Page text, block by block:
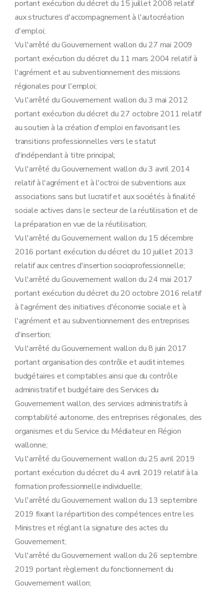
portant exécution du décret du 15 juillet 2008 relatif
aux structures d'accompagnement à l'autocréation
d'emploi;
Vu l'arrêté du Gouvernement wallon du 27 mai 2009
portant exécution du décret du 11 mars 2004 relatif à
l'agrément et au subventionnement des missions
régionales pour l'emploi;
Vu l'arrêté du Gouvernement wallon du 3 mai 2012
portant exécution du décret du 27 octobre 2011 relatif
au soutien à la création d'emploi en favorisant les
transitions professionnelles vers le statut
d'indépendant à titre principal;
Vu l'arrêté du Gouvernement wallon du 3 avril 2014
relatif à l'agrément et à l'octroi de subventions aux
associations sans but lucratif et aux sociétés à finalité
sociale actives dans le secteur de la réutilisation et de
la préparation en vue de la réutilisation;
Vu l'arrêté du Gouvernement wallon du 15 décembre
2016 portant exécution du décret du 10 juillet 2013
relatif aux centres d'insertion socioprofessionnelle;
Vu l'arrêté du Gouvernement wallon du 24 mai 2017
portant exécution du décret du 20 octobre 2016 relatif
à l'agrément des initiatives d'économie sociale et à
l'agrément et au subventionnement des entreprises
d'insertion;
Vu l'arrêté du Gouvernement wallon du 8 juin 2017
portant organisation des contrôle et audit internes
budgétaires et comptables ainsi que du contrôle
administratif et budgétaire des Services du
Gouvernement wallon, des services administratifs à
comptabilité autonome, des entreprises régionales, des
organismes et du Service du Médiateur en Région
wallonne;
Vu l'arrêté du Gouvernement wallon du 25 avril 2019
portant exécution du décret du 4 avril 2019 relatif à la
formation professionnelle individuelle;
Vu l'arrêté du Gouvernement wallon du 13 septembre
2019 fixant la répartition des compétences entre les
Ministres et réglant la signature des actes du
Gouvernement;
Vu l'arrêté du Gouvernement wallon du 26 septembre
2019 portant règlement du fonctionnement du
Gouvernement wallon;